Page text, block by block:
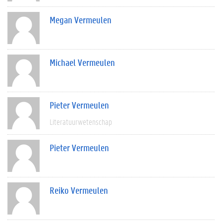
Megan Vermeulen
Michael Vermeulen
Pieter Vermeulen
Literatuurwetenschap
Pieter Vermeulen
Reiko Vermeulen